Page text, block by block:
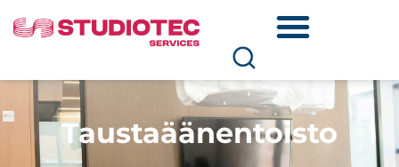
Taustaäänentoisto